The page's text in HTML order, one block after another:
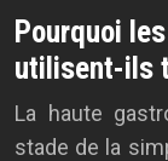
Pourquoi
utilisent-ils
La haute
stade de la